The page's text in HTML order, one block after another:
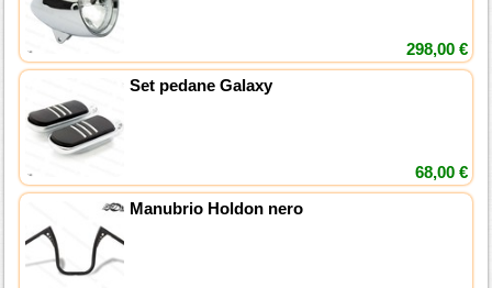
298,00 €
Set pedane Galaxy
68,00 €
Manubrio Holdon nero